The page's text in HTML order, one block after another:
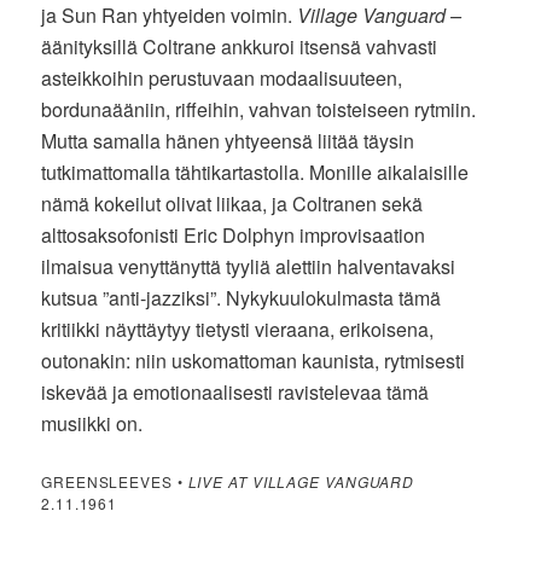
ja Sun Ran yhtyeiden voimin. Village Vanguard –
äänityksillä Coltrane ankkuroi itsensä vahvasti
asteikkoihin perustuvaan modaalisuuteen,
bordunaääniin, riffeihin, vahvan toisteiseen rytmiin.
Mutta samalla hänen yhtyeensä liitää täysin
tutkimattomalla tähtikartastolla. Monille aikalaisille
nämä kokeilut olivat liikaa, ja Coltranen sekä
alttosaksofonisti Eric Dolphyn improvisaation
ilmaisua venyttänyttä tyyliä alettiin halventavaksi
kutsua ”anti-jazziksi”. Nykykuulokulmasta tämä
kritiikki näyttäytyy tietysti vieraana, erikoisena,
outonakin: niin uskomattoman kaunista, rytmisesti
iskevää ja emotionaalisesti ravistelevaa tämä
musiikki on.
GREENSLEEVES • LIVE AT VILLAGE VANGUARD
2.11.1961